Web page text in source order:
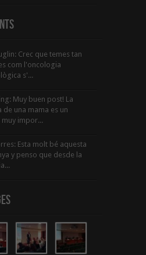
Crec que temes tan
com l'oncologia
s'...
Muy buen post! La
de una mama es un
muy impor...
Esta molt bé aquesta
y penso que desde la